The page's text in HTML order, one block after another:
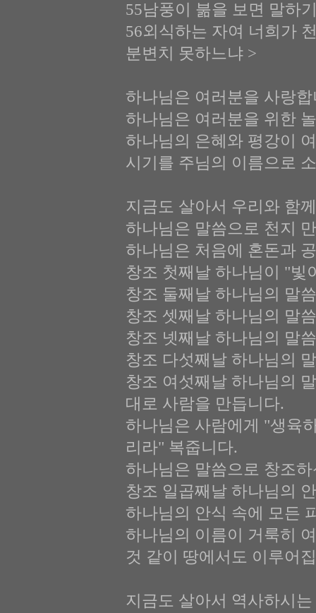
55남풍이 붊을 보면 말하
56외식하는 자여 너희가
분변치 못하느냐 >
하나님은 여러분을 사랑
하나님은 여러분을 위한
하나님의 은혜와 평강이
시기를 주님의 이름으로
지금도 살아서 우리와 함
하나님은 말씀으로 천지
하나님은 처음에 혼돈과
창조 첫째날 하나님이 "빛
창조 둘째날 하나님의 말
창조 셋째날 하나님의 말
창조 넷째날 하나님의 말
창조 다섯째날 하나님의
창조 여섯째날 하나님의
대로 사람을 만듭니다.
하나님은 사람에게 "생육
리라" 복줍니다.
하나님은 말씀으로 창조
창조 일곱째날 하나님의
하나님의 안식 속에 모든
하나님의 이름이 거룩히
것 같이 땅에서도 이루어
지금도 살아서 역사하시